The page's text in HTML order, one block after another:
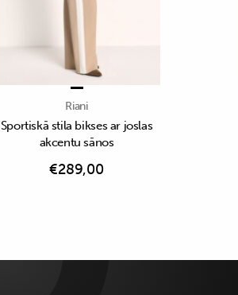
Riani
Sportiskā stila bikses ar joslas
akcentu sānos
€289,00